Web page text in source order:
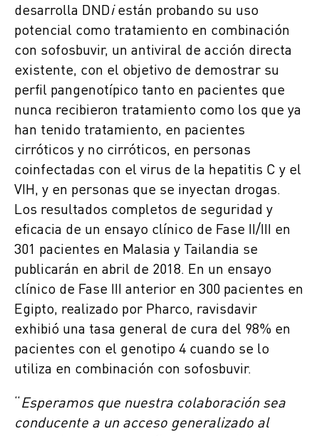
desarrolla DNDiestán probando su uso
potencial como tratamiento en combinación
con sofosbuvir, un antiviral de acción directa
existente, con el objetivo de demostrar su
perfil pangenotípico tanto en pacientes que
nunca recibieron tratamiento como los que ya
han tenido tratamiento, en pacientes
cirróticos y no cirróticos, en personas
coinfectadas con el virus de la hepatitis C y el
VIH, y en personas que se inyectan drogas.
Los resultados completos de seguridad y
eficacia de un ensayo clínico de Fase II/III en
301 pacientes en Malasia y Tailandia se
publicarán en abril de 2018. En un ensayo
clínico de Fase III anterior en 300 pacientes en
Egipto, realizado por Pharco, ravisdavir
exhibió una tasa general de cura del 98% en
pacientes con el genotipo 4 cuando se lo
utiliza en combinación con sofosbuvir.
Esperamos que nuestra colaboración sea
conducente a un acceso generalizado al